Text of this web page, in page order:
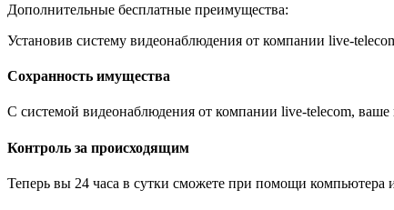
Дополнительные бесплатные преимущества:
Установив систему видеонаблюдения от компании live-
Сохранность имущества
С системой видеонаблюдения от компании live-telecom, ваше
Контроль за происходящим
Теперь вы 24 часа в сутки сможете при помощи компьютера